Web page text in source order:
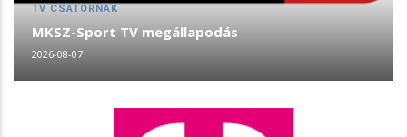
TV CSATORNÁK
MKSZ-Sport TV megállapodás
2026-08-07